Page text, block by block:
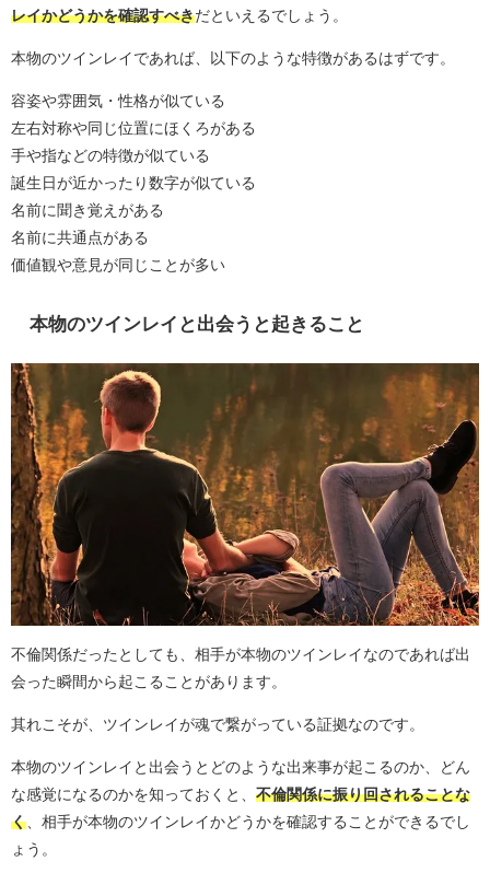
レイかどうかを確認すべきだといえるでしょう。
本物のツインレイであれば、以下のような特徴があるはずです。
容姿や雰囲気・性格が似ている
左右対称や同じ位置にほくろがある
手や指などの特徴が似ている
誕生日が近かったり数字が似ている
名前に聞き覚えがある
名前に共通点がある
価値観や意見が同じことが多い
本物のツインレイと出会うと起きること
不倫関係だったとしても、相手が本物のツインレイなのであれば出
会った瞬間から起こることがあります。
其れこそが、ツインレイが魂で繋がっている証拠なのです。
本物のツインレイと出会うとどのような出来事が起こるのか、どん
な感覚になるのかを知っておくと、 不倫関係に振り回されることな
く 、相手が本物のツインレイかどうかを確認することができるでし
ょう。